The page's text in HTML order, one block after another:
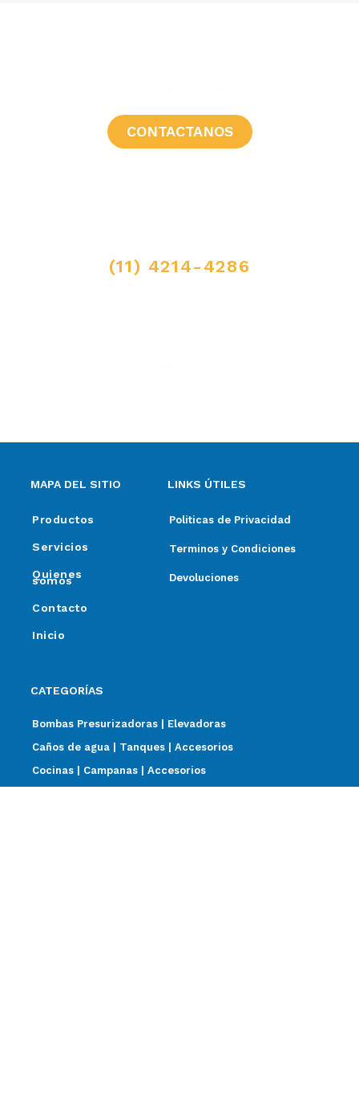
CONTACTANOS
(11) 4214-4286
MAPA DEL SITIO
Productos
Servicios
Quienes
somos
Contacto
Inicio
LINKS ÚTILES
Politicas de Privacidad
Terminos y Condiciones
Devoluciones
CATEGORÍAS
Bombas Presurizadoras | Elevadoras
Caños de agua | Tanques | Accesorios
Cocinas | Campanas | Accesorios